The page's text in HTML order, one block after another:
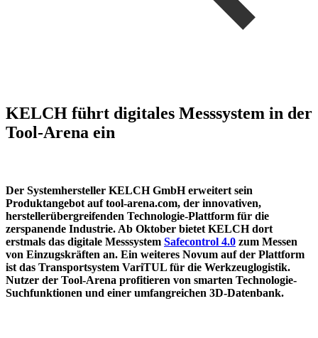
KELCH führt digitales Messsystem in der
Tool-Arena ein
Der Systemhersteller KELCH GmbH erweitert sein
Produktangebot auf tool-arena.com, der innovativen,
herstellerübergreifenden Technologie-Plattform für die
zerspanende Industrie. Ab Oktober bietet KELCH dort
erstmals das digitale Messsystem Safecontrol 4.0 zum Messen
von Einzugskräften an. Ein weiteres Novum auf der Plattform
ist das Transportsystem VariTUL für die Werkzeuglogistik.
Nutzer der Tool-Arena profitieren von smarten Technologie-
Suchfunktionen und einer umfangreichen 3D-Datenbank.